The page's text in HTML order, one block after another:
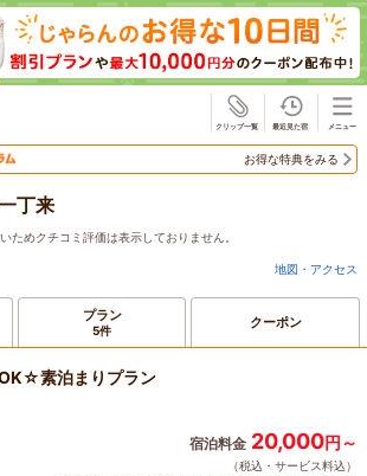
お得な特典をみる
丁来
ためクチコミ評価は表示しておりません。
地図・アクセス
プラン
5件 クーポン
素泊まりプラン
宿泊料金 20,000円～
（税込・サービス料込）